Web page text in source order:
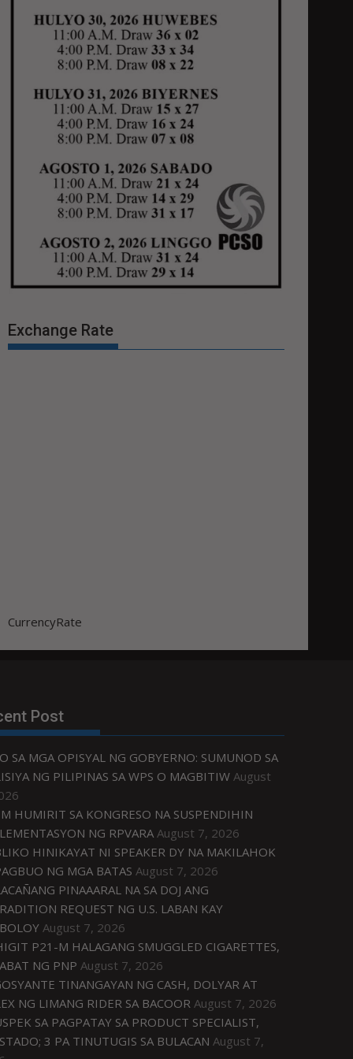
Exchange Rate
CurrencyRate
Post
SA MGA OPISYAL NG GOBYERNO: SUMUNOD SA
NG PILIPINAS SA WPS O MAGBITIW August
HUMIRIT SA KONGRESO NA SUSPENDIHIN
NG RPVARA August 7, 2026
HINIKAYAT NI SPEAKER DY NA MAKILAHOK
NG MGA BATAS August 7, 2026
PINAAARAL NA SA DOJ ANG
REQUEST NG U.S. LABAN KAY
August 7, 2026
P21-M HALAGANG SMUGGLED CIGARETTES,
NG PNP August 7, 2026
TINANGAYAN NG CASH, DOLYAR AT
NG LIMANG RIDER SA BACOOR August 7, 2026
SA PAGPATAY SA PRODUCT SPECIALIST,
3 PA TINUTUGIS SA BULACAN August 7,